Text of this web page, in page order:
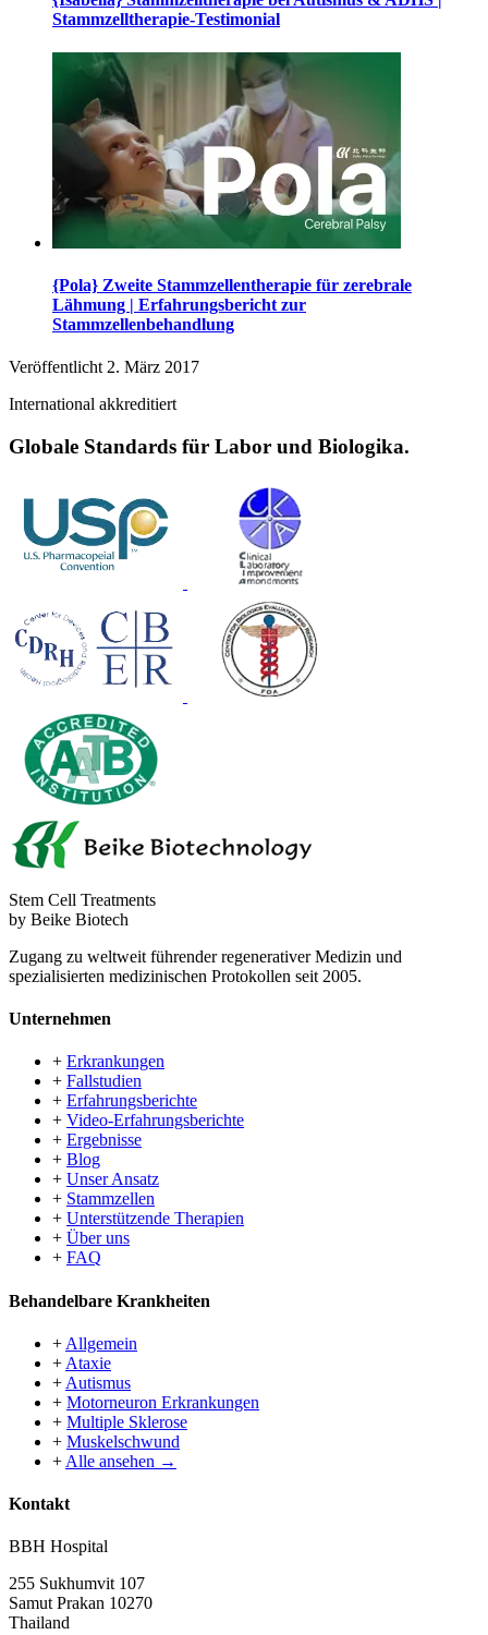
Stammzelltherapie-Testimonial
{Pola} Zweite Stammzellentherapie für zerebrale
Lähmung | Erfahrungsbericht zur
Stammzellenbehandlung
Veröffentlicht 2. März 2017
International akkreditiert
Globale Standards für Labor und Biologika.
Stem Cell Treatments
by Beike Biotech
Zugang zu weltweit führender regenerativer Medizin und
spezialisierten medizinischen Protokollen seit 2005.
Unternehmen
+ Erkrankungen
+ Fallstudien
+ Erfahrungsberichte
+ Video-Erfahrungsberichte
+ Ergebnisse
+ Blog
+ Unser Ansatz
+ Stammzellen
+ Unterstützende Therapien
+ Über uns
+ FAQ
Behandelbare Krankheiten
+ Allgemein
+ Ataxie
+ Autismus
+ Motorneuron Erkrankungen
+ Multiple Sklerose
+ Muskelschwund
+ Alle ansehen →
Kontakt
BBH Hospital
255 Sukhumvit 107
Samut Prakan 10270
Thailand